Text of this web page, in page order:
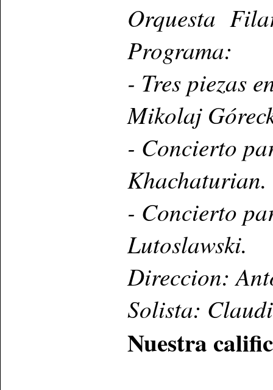
Orquesta
Programa:
- Tres piezas
Mikolaj
- Concierto
Khachaturian.
- Concierto
Lutoslawski.
Direccion:
Solista:
Nuestra